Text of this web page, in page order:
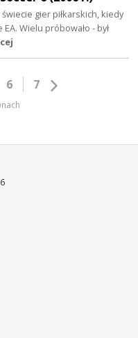
świecie gier piłkarskich, kiedy
Wielu próbowało - był
6 7